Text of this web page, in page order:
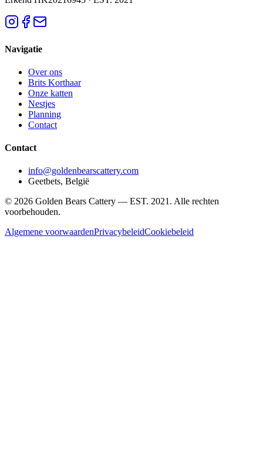
Navigatie
Over ons
Brits Korthaar
Onze katten
Nestjes
Planning
Contact
Contact
info@goldenbearscattery.com
Geetbets, België
© 2026 Golden Bears Cattery — EST. 2021 . Alle rechten
voorbehouden.
Algemene voorwaardenPrivacybeleidCookiebeleid